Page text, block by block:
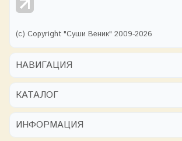
(с) Copyright "Суши Веник" 2009-2026
НАВИГАЦИЯ
КАТАЛОГ
ИНФОРМАЦИЯ